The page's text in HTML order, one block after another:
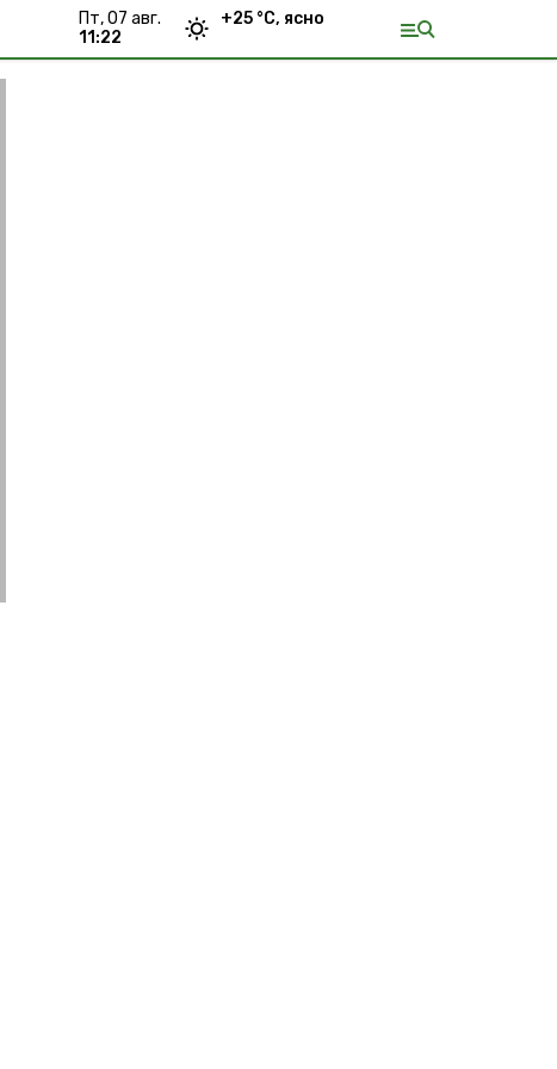
пт, 07 авг.
11:22
+25 °С, ясно